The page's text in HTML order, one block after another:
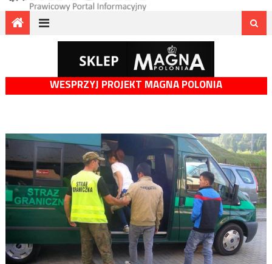
WESPRZYJ PROJEKT MAGNA POLONIA